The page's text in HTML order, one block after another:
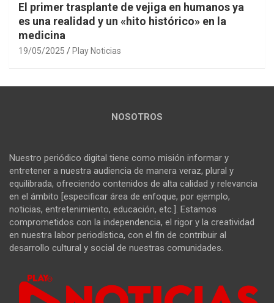
El primer trasplante de vejiga en humanos ya
es una realidad y un «hito histórico» en la
medicina
19/05/2025 Play Noticias
NOSOTROS
Nuestro periódico digital tiene como misión informar y
entretener a nuestra audiencia de manera veraz, plural y
equilibrada, ofreciendo contenidos de alta calidad y relevancia
en el ámbito [especificar área de enfoque, por ejemplo,
noticias, entretenimiento, educación, etc.]. Estamos
comprometidos con la independencia, el rigor y la creatividad
en nuestra labor periodística, con el fin de contribuir al
desarrollo cultural y social de nuestras comunidades.